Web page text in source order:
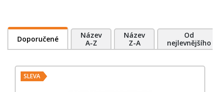
Doporučené
Název
A-Z
Název
Z-A
Od
nejlevnějšího
SLEVA